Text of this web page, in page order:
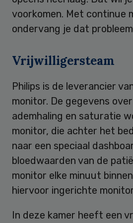
voorkomen. Met continue
ondervang je dat
Vrijwilligersteam
Philips is de leverancier
monitor. De gegevens
ademhaling en saturatie
monitor, die achter het
naar een speciaal
bloedwaarden van de
monitor elke minuut
hiervoor ingerichte
In deze kamer heeft een